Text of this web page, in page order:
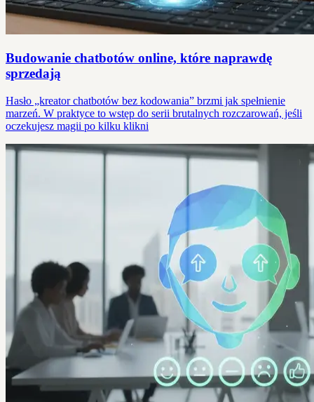
Budowanie chatbotów online, które naprawdę
sprzedają
Hasło „kreator chatbotów bez kodowania” brzmi jak spełnienie
marzeń. W praktyce to wstęp do serii brutalnych rozczarowań, jeśli
oczekujesz magii po kilku klikni